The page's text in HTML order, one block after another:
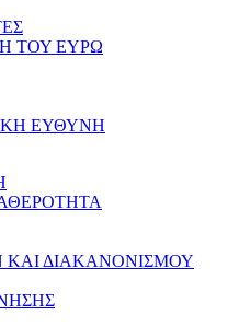
ΤΟΥ ΕΥΡΩ
ΕΥΘΥΝΗ
ΔΙΑΚΑΝΟΝΙΣΜΟΥ